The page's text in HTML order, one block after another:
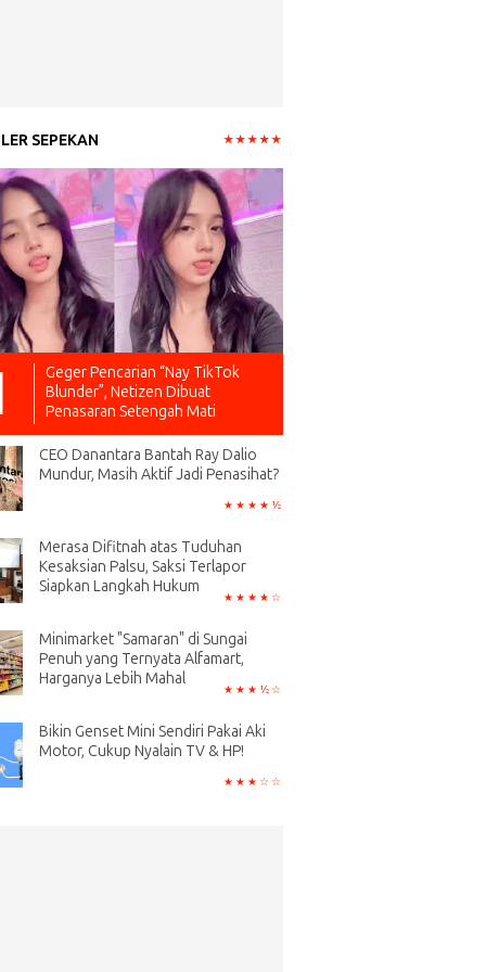
SEPEKAN
Geger Pencarian “Nay TikTok
Blunder”, Netizen Dibuat
Penasaran Setengah Mati
CEO Danantara Bantah Ray Dalio
Mundur, Masih Aktif Jadi Penasihat?
Merasa Difitnah atas Tuduhan
Kesaksian Palsu, Saksi Terlapor
Siapkan Langkah Hukum
Minimarket "Samaran" di Sungai
Penuh yang Ternyata Alfamart,
Harganya Lebih Mahal
Bikin Genset Mini Sendiri Pakai Aki
Motor, Cukup Nyalain TV & HP!